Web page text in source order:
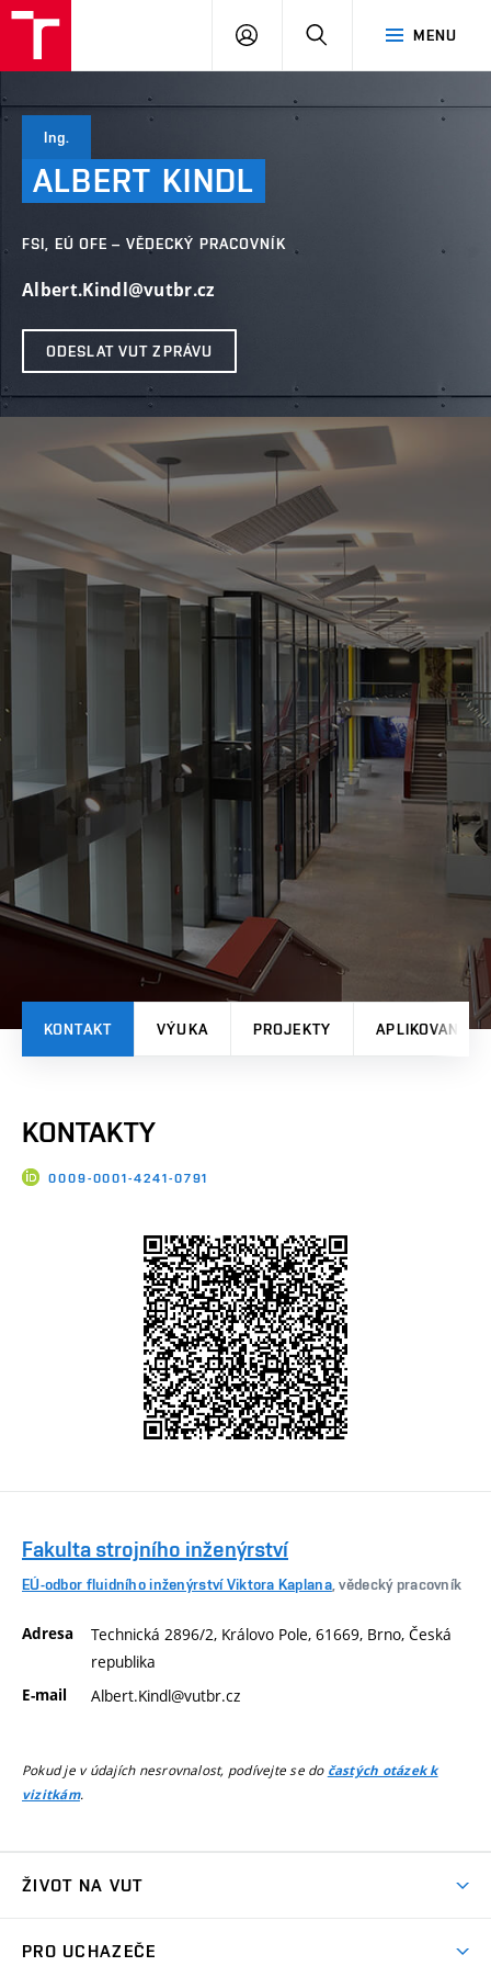
MENU
PŘIHLÁSIT
Ing.
ALBERT KINDL
FSI, EÚ OFE – VĚDECKÝ PRACOVNÍK
Albert.Kindl@vutbr.cz
ODESLAT VUT ZPRÁVU
KONTAKT VÝUKA PROJEKTY APLIKOVANÉ
KONTAKTY
0009-0001-4241-0791
Fakulta strojního inženýrství
EÚ-odbor fluidního inženýrství Viktora Kaplana, vědecký pracovník
Adresa
Technická 2896/2, Královo Pole, 61669, Brno, Česká
republika
E-mail Albert.Kindl@vutbr.cz
Pokud je v údajích nesrovnalost, podívejte se do častých otázek k
vizitkám.
ŽIVOT NA VUT
PRO UCHAZEČE